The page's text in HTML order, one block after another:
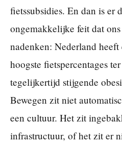
fietssubsidies. En dan is er
ongemakkelijke feit dat
nadenken: Nederland heeft
hoogste fietspercentages
tegelijkertijd stijgende
Bewegen zit niet
een cultuur. Het zit
infrastructuur, of het zit er